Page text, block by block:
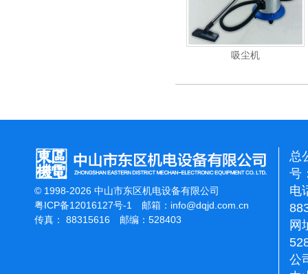
吸尘机
© 1998-2026 中山市东区机电设备有限公司
粤ICP备12016127号-1 邮箱： info@dqjd.com.cn
传真： 88315616 邮编：528403
总
号
电
网
公